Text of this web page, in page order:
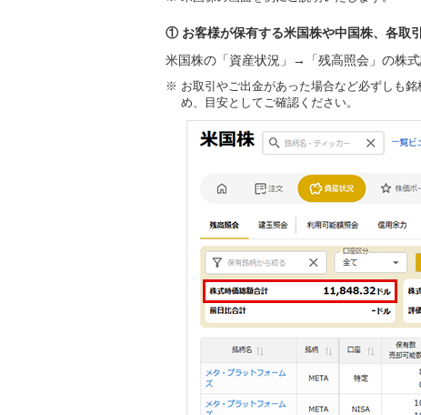
① お客様が保有する米国株や中国株、各取
米国株の「資産状況」→「残高照会」の株式
※ お取引やご出金があった場合など必ずしも
め、目安としてご確認ください。